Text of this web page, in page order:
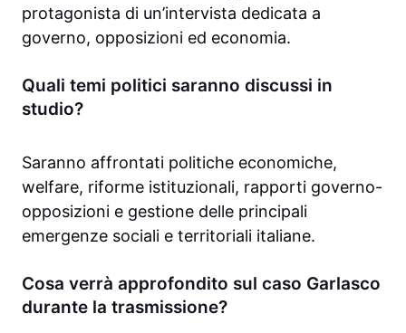
protagonista di un’intervista dedicata a
governo, opposizioni ed economia.
Quali temi politici saranno discussi in
studio?
Saranno affrontati politiche economiche,
welfare, riforme istituzionali, rapporti governo-
opposizioni e gestione delle principali
emergenze sociali e territoriali italiane.
Cosa verrà approfondito sul caso Garlasco
durante la trasmissione?